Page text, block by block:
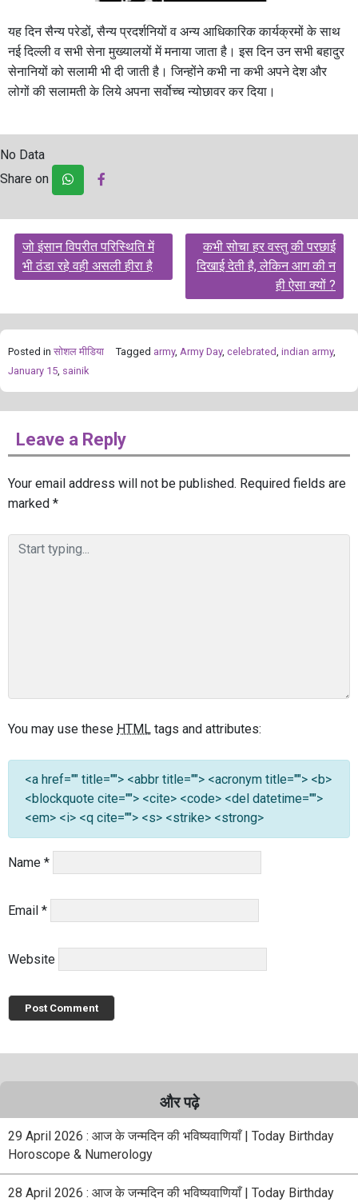
यह दिन सैन्य परेडों, सैन्य प्रदर्शनियों व अन्य आधिकारिक कार्यक्रमों के साथ
नई दिल्ली व सभी सेना मुख्यालयों में मनाया जाता है। इस दिन उन सभी बहादुर
सेनानियों को सलामी भी दी जाती है। जिन्होंने कभी ना कभी अपने देश और
लोगों की सलामती के लिये अपना सर्वोच्च न्योछावर कर दिया।
No Data
Share on
Post
navigation
जो इंसान विपरीत परिस्थिति में
भी ठंडा रहे वही असली हीरा है
कभी सोचा हर वस्तु की परछाई
दिखाई देती है, लेकिन आग की न
ही ऐसा क्यों ?
Posted in सोशल मीडिया Tagged army, Army Day, celebrated, indian army,
January 15, sainik
Leave a Reply
Your email address will not be published. Required fields are
marked *
You may use these HTML tags and attributes:
<a href="" title=""> <abbr title=""> <acronym title=""> <b>
<blockquote cite=""> <cite> <code> <del datetime="">
<em> <i> <q cite=""> <s> <strike> <strong>
Name *
Email *
Website
और पढ़े
29 April 2026 : आज के जन्मदिन की भविष्यवाणियाँ | Today Birthday
Horoscope & Numerology
28 April 2026 : आज के जन्मदिन की भविष्यवाणियाँ | Today Birthday